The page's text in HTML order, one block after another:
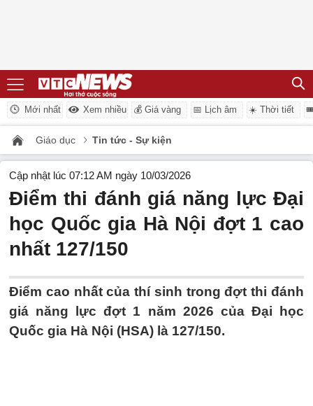
Mới nhất Xem nhiều 💰 Giá vàng 📅 Lịch âm ☀️ Thời tiết
Giáo dục Tin tức - Sự kiện
Cập nhật lúc 07:12 AM ngày 10/03/2026
Điểm thi đánh giá năng lực Đại
học Quốc gia Hà Nội đợt 1 cao
nhất 127/150
Điểm cao nhất của thí sinh trong đợt thi đánh
giá năng lực đợt 1 năm 2026 của Đại học
Quốc gia Hà Nội (HSA) là 127/150.